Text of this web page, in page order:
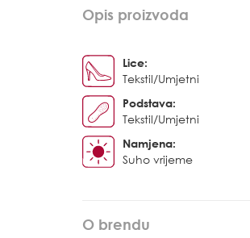
Opis proizvoda
Lice:
Tekstil/Umjetni
Podstava:
Tekstil/Umjetni
Namjena:
Suho vrijeme
O brendu